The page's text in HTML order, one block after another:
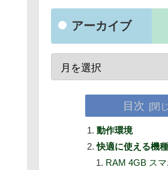
アーカイブ
目次
動作環境
快適に使える機
RAM 4GB スマ